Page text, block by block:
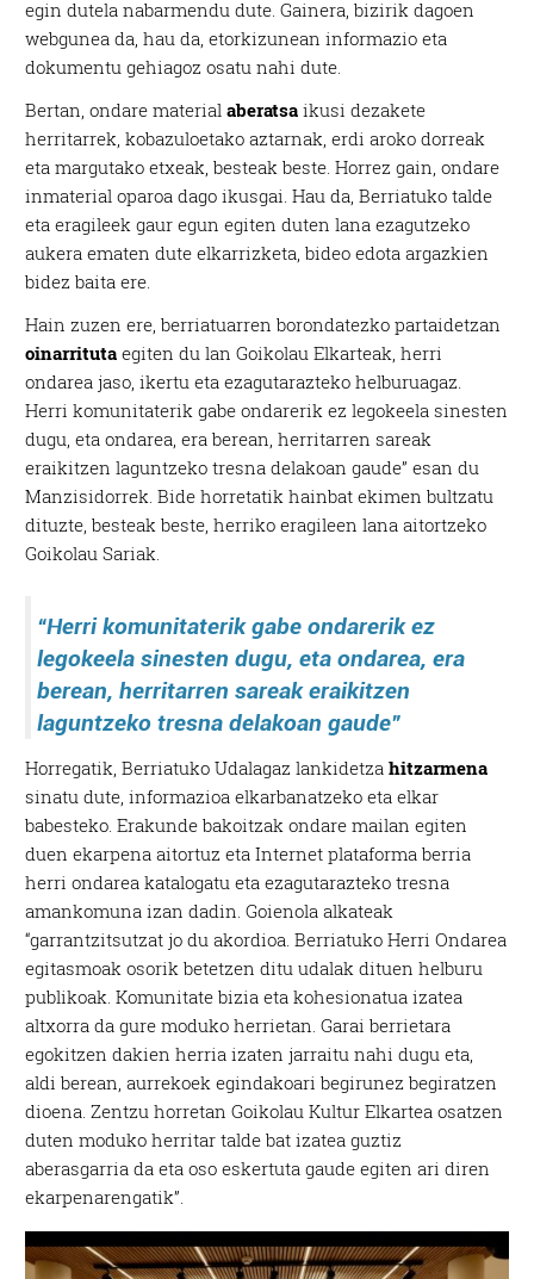
egin dutela nabarmendu dute. Gainera, bizirik dagoen
webgunea da, hau da, etorkizunean informazio eta
dokumentu gehiagoz osatu nahi dute.
Bertan, ondare materialaberatsa ikusi dezakete
herritarrek, kobazuloetako aztarnak, erdi aroko dorreak
eta margutako etxeak, besteak beste. Horrez gain, ondare
inmaterial oparoa dago ikusgai. Hau da, Berriatuko talde
eta eragileek gaur egun egiten duten lana ezagutzeko
aukera ematen dute elkarrizketa, bideo edota argazkien
bidez baita ere.
Hain zuzen ere, berriatuarren borondatezko partaidetzan
oinarrituta egiten du lan Goikolau Elkarteak, herri
ondarea jaso, ikertu eta ezagutarazteko helburuagaz.
Herri komunitaterik gabe ondarerik ez legokeela sinesten
dugu, eta ondarea, era berean, herritarren sareak
eraikitzen laguntzeko tresna delakoan gaude” esan du
Manzisidorrek. Bide horretatik hainbat ekimen bultzatu
dituzte, besteak beste, herriko eragileen lana aitortzeko
Goikolau Sariak.
“Herri komunitaterik gabe ondarerik ez
legokeela sinesten dugu, eta ondarea, era
berean, herritarren sareak eraikitzen
laguntzeko tresna delakoan gaude”
Horregatik, Berriatuko Udalagaz lankidetzahitzarmena
sinatu dute, informazioa elkarbanatzeko eta elkar
babesteko. Erakunde bakoitzak ondare mailan egiten
duen ekarpena aitortuz eta Internet plataforma berria
herri ondarea katalogatu eta ezagutarazteko tresna
amankomuna izan dadin. Goienola alkateak
“garrantzitsutzat jo du akordioa. Berriatuko Herri Ondarea
egitasmoak osorik betetzen ditu udalak dituen helburu
publikoak. Komunitate bizia eta kohesionatua izatea
altxorra da gure moduko herrietan. Garai berrietara
egokitzen dakien herria izaten jarraitu nahi dugu eta,
aldi berean, aurrekoek egindakoari begirunez begiratzen
dioena. Zentzu horretan Goikolau Kultur Elkartea osatzen
duten moduko herritar talde bat izatea guztiz
aberasgarria da eta oso eskertuta gaude egiten ari diren
ekarpenarengatik”.